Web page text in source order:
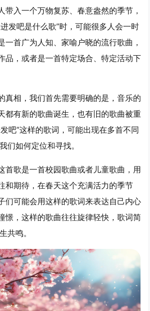
带入一个万物复苏、春意盎然的季节，
发吧是什么歌”时，可能很多人会一时
一首广为人知、家喻户晓的流行歌曲，
品，或者是一首特定场合、特定活动下
真相，我们首先需要明确的是，音乐的
都有新的歌曲诞生，也有旧的歌曲被重
吧”这样的歌词，可能出现在多首不同
们如何定位和寻找。
首歌是一首校园歌曲或者儿童歌曲，用
和期待，在春天这个充满活力的季节
们可能会用这样的歌词来表达自己内心
憬，这样的歌曲往往旋律轻快，歌词简
共鸣。